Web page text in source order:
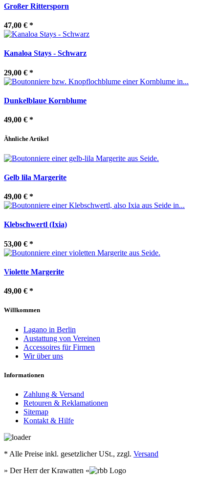
Großer Rittersporn
47,00 € *
Kanaloa Stays - Schwarz
29,00 € *
Dunkelblaue Kornblume
49,00 € *
Ähnliche Artikel
Gelb lila Margerite
49,00 € *
Klebschwertl (Ixia)
53,00 € *
Violette Margerite
49,00 € *
Willkommen
Lagano in Berlin
Austattung von Vereinen
Accessoires für Firmen
Wir über uns
Informationen
Zahlung & Versand
Retouren & Reklamationen
Sitemap
Kontakt & Hilfe
* Alle Preise inkl. gesetzlicher USt., zzgl. Versand
» Der Herr der Krawatten «